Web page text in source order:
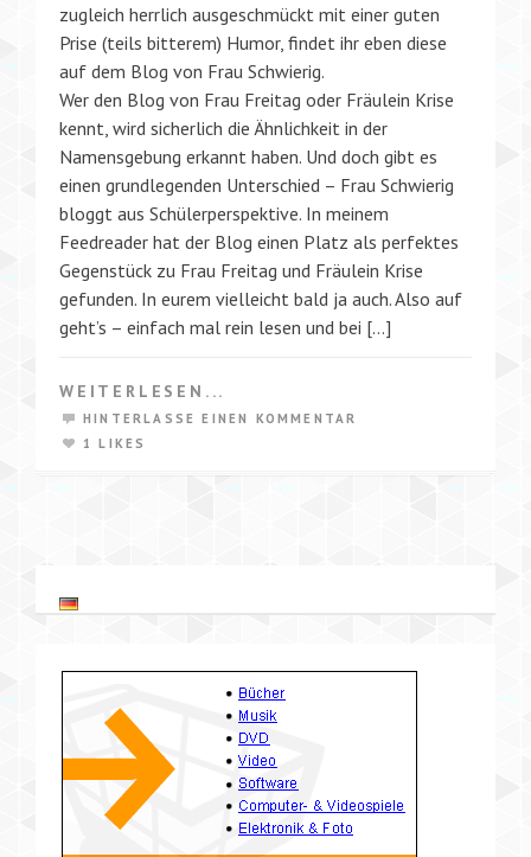
zugleich herrlich ausgeschmückt mit einer guten
Prise (teils bitterem) Humor, findet ihr eben diese
auf dem Blog von Frau Schwierig.
Wer den Blog von Frau Freitag oder Fräulein Krise
kennt, wird sicherlich die Ähnlichkeit in der
Namensgebung erkannt haben. Und doch gibt es
einen grundlegenden Unterschied – Frau Schwierig
bloggt aus Schülerperspektive. In meinem
Feedreader hat der Blog einen Platz als perfektes
Gegenstück zu Frau Freitag und Fräulein Krise
gefunden. In eurem vielleicht bald ja auch. Also auf
geht’s – einfach mal rein lesen und bei […]
WEITERLESEN...
HINTERLASSE EINEN KOMMENTAR
1 LIKES